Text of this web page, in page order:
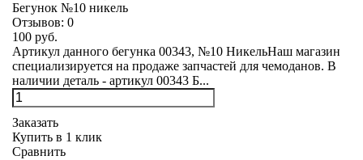
Бегунок №10 никель
Отзывов: 0
100 руб.
Артикул данного бегунка 00343, №10 НикельНаш магазин
специализируется на продаже запчастей для чемоданов. В
наличии деталь - артикул 00343 Б...
Заказать
Купить в 1 клик
Сравнить